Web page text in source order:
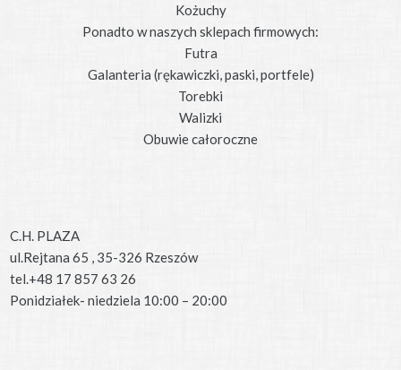
Kożuchy
Ponadto w naszych sklepach firmowych:
Futra
Galanteria (rękawiczki, paski, portfele)
Torebki
Walizki
Obuwie całoroczne
C.H. PLAZA
ul.Rejtana 65 , 35-326 Rzeszów
tel.+48 17 857 63 26
Ponidziałek- niedziela 10:00 – 20:00